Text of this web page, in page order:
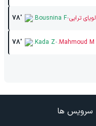
78' Bousnina F.-لویای ترایی
78' Kada Z.- Mahmoud M.
سرویس ها